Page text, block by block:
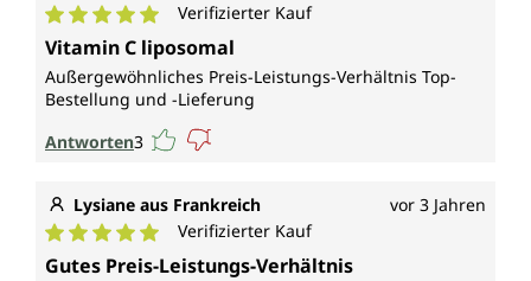
Durchschnittliche Bewertung von 5 von 5 Sternen
Verifizierter Kauf
Vitamin C liposomal
Außergewöhnliches Preis-Leistungs-Verhältnis Top-
Bestellung und -Lieferung
Antworten3
Lysiane aus Frankreich vor 3 Jahren
Durchschnittliche Bewertung von 5 von 5 Sternen
Verifizierter Kauf
Gutes Preis-Leistungs-Verhältnis